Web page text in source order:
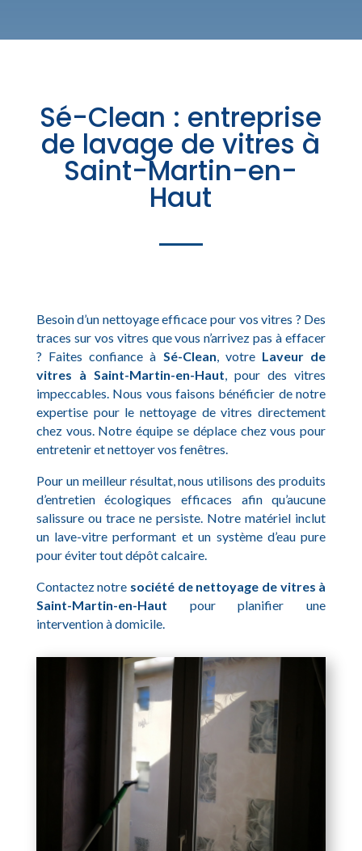
Sé-Clean : entreprise
de lavage de vitres à
Saint-Martin-en-
Haut
Besoin d’un nettoyage efficace pour vos vitres ? Des
traces sur vos vitres que vous n’arrivez pas à effacer
? Faites confiance à Sé-Clean, votre Laveur de
vitres à Saint-Martin-en-Haut, pour des vitres
impeccables. Nous vous faisons bénéficier de notre
expertise pour le nettoyage de vitres directement
chez vous. Notre équipe se déplace chez vous pour
entretenir et nettoyer vos fenêtres.
Pour un meilleur résultat, nous utilisons des produits
d’entretien écologiques efficaces afin qu’aucune
salissure ou trace ne persiste. Notre matériel inclut
un lave-vitre performant et un système d’eau pure
pour éviter tout dépôt calcaire.
Contactez notre société de nettoyage de vitres à
Saint-Martin-en-Haut pour planifier une
intervention à domicile.